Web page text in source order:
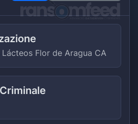
Flor de Aragua CA